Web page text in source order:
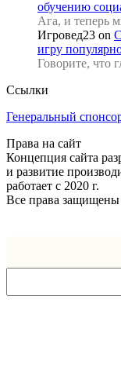
обучению
Ага, и теперь
Игровед23 on
игру
Говорите, что
Ссылки
Генеральный
Права на сайт
Концепция сайта
и развитие
работает с 2020 г.
Все права защищены